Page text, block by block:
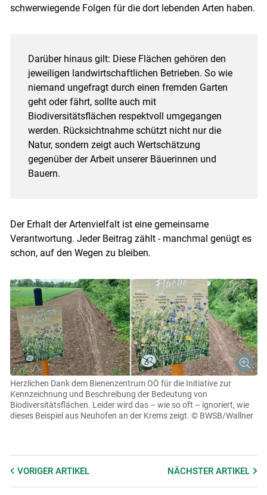
schwerwiegende Folgen für die dort lebenden Arten haben.
Darüber hinaus gilt: Diese Flächen gehören den
jeweiligen landwirtschaftlichen Betrieben. So wie
niemand ungefragt durch einen fremden Garten
geht oder fährt, sollte auch mit
Biodiversitätsflächen respektvoll umgegangen
werden. Rücksichtnahme schützt nicht nur die
Natur, sondern zeigt auch Wertschätzung
gegenüber der Arbeit unserer Bäuerinnen und
Bauern.
Der Erhalt der Artenvielfalt ist eine gemeinsame
Verantwortung. Jeder Beitrag zählt - manchmal genügt es
schon, auf den Wegen zu bleiben.
Herzlichen Dank dem Bienenzentrum OÖ für die Initiative zur
Kennzeichnung und Beschreibung der Bedeutung von
Biodiversitätsflächen. Leider wird das – wie so oft – ignoriert, wie
dieses Beispiel aus Neuhofen an der Krems zeigt. © BWSB/Wallner
VORIGER ARTIKEL NÄCHSTERARTIKEL